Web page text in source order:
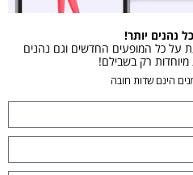
נהנים יותר!
על כל המופעים החדשים וגם נהנים
רק בשבילם!
הינם שדות חובה